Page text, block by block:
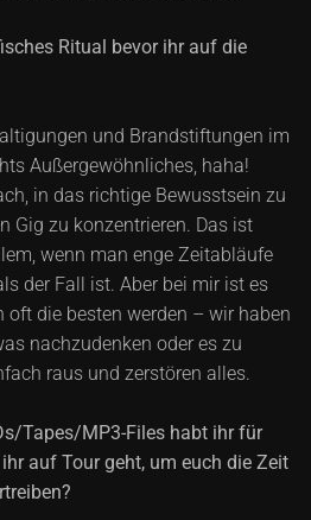
Ritual bevor ihr auf die
und Brandstiftungen im
Außergewöhnliches, haha!
in das richtige Bewusstsein zu
Gig zu konzentrieren. Das ist
wenn man enge Zeitabläufe
der Fall ist. Aber bei mir ist es
oft die besten werden – wir haben
nachzudenken oder es zu
raus und zerstören alles.
Tapes/MP3-Files habt ihr für
auf Tour geht, um euch die Zeit